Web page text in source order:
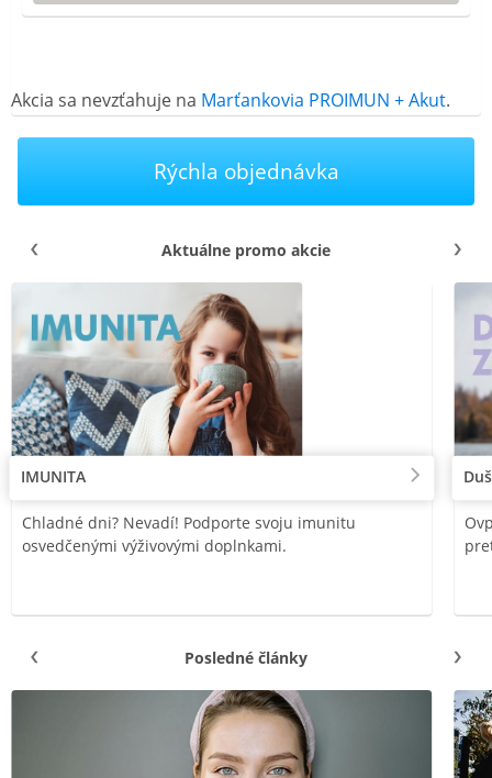
Akcia sa nevzťahuje na Marťankovia PROIMUN + Akut.
Rýchla objednávka
Aktuálne promo akcie
IMUNITA
Chladné dni? Nevadí! Podporte svoju imunitu
osvedčenými výživovými doplnkami.
Posledné články